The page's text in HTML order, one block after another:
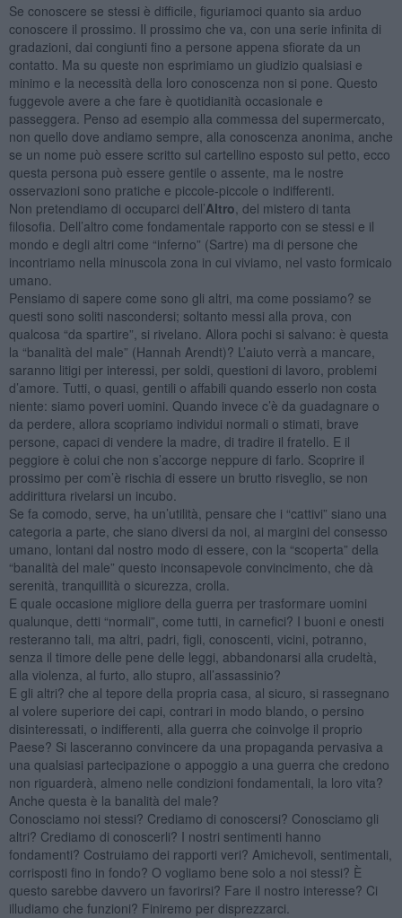
Se conoscere se stessi è difficile, figuriamoci quanto sia arduo
conoscere il prossimo. Il prossimo che va, con una serie infinita di
gradazioni, dai congiunti fino a persone appena sfiorate da un
contatto. Ma su queste non esprimiamo un giudizio qualsiasi e
minimo e la necessità della loro conoscenza non si pone. Questo
fuggevole avere a che fare è quotidianità occasionale e
passeggera. Penso ad esempio alla commessa del supermercato,
non quello dove andiamo sempre, alla conoscenza anonima, anche
se un nome può essere scritto sul cartellino esposto sul petto, ecco
questa persona può essere gentile o assente, ma le nostre
osservazioni sono pratiche e piccole-piccole o indifferenti.
Non pretendiamo di occuparci dell’Altro , del mistero di tanta
filosofia. Dell’altro come fondamentale rapporto con se stessi e il
mondo e degli altri come “inferno” (Sartre) ma di persone che
incontriamo nella minuscola zona in cui viviamo, nel vasto formicaio
umano.
Pensiamo di sapere come sono gli altri, ma come possiamo? se
questi sono soliti nascondersi; soltanto messi alla prova, con
qualcosa “da spartire”, si rivelano. Allora pochi si salvano: è questa
la “banalità del male” (Hannah Arendt)? L’aiuto verrà a mancare,
saranno litigi per interessi, per soldi, questioni di lavoro, problemi
d’amore. Tutti, o quasi, gentili o affabili quando esserlo non costa
niente: siamo poveri uomini. Quando invece c’è da guadagnare o
da perdere, allora scopriamo individui normali o stimati, brave
persone, capaci di vendere la madre, di tradire il fratello. E il
peggiore è colui che non s’accorge neppure di farlo. Scoprire il
prossimo per com’è rischia di essere un brutto risveglio, se non
addirittura rivelarsi un incubo.
Se fa comodo, serve, ha un’utilità, pensare che i “cattivi” siano una
categoria a parte, che siano diversi da noi, ai margini del consesso
umano, lontani dal nostro modo di essere, con la “scoperta” della
“banalità del male” questo inconsapevole convincimento, che dà
serenità, tranquillità o sicurezza, crolla.
E quale occasione migliore della guerra per trasformare uomini
qualunque, detti “normali”, come tutti, in carnefici? I buoni e onesti
resteranno tali, ma altri, padri, figli, conoscenti, vicini, potranno,
senza il timore delle pene delle leggi, abbandonarsi alla crudeltà,
alla violenza, al furto, allo stupro, all’assassinio?
E gli altri? che al tepore della propria casa, al sicuro, si rassegnano
al volere superiore dei capi, contrari in modo blando, o persino
disinteressati, o indifferenti, alla guerra che coinvolge il proprio
Paese? Si lasceranno convincere da una propaganda pervasiva a
una qualsiasi partecipazione o appoggio a una guerra che credono
non riguarderà, almeno nelle condizioni fondamentali, la loro vita?
Anche questa è la banalità del male?
Conosciamo noi stessi? Crediamo di conoscersi? Conosciamo gli
altri? Crediamo di conoscerli? I nostri sentimenti hanno
fondamenti? Costruiamo dei rapporti veri? Amichevoli, sentimentali,
corrisposti fino in fondo? O vogliamo bene solo a noi stessi? È
questo sarebbe davvero un favorirsi? Fare il nostro interesse? Ci
illudiamo che funzioni? Finiremo per disprezzarci.